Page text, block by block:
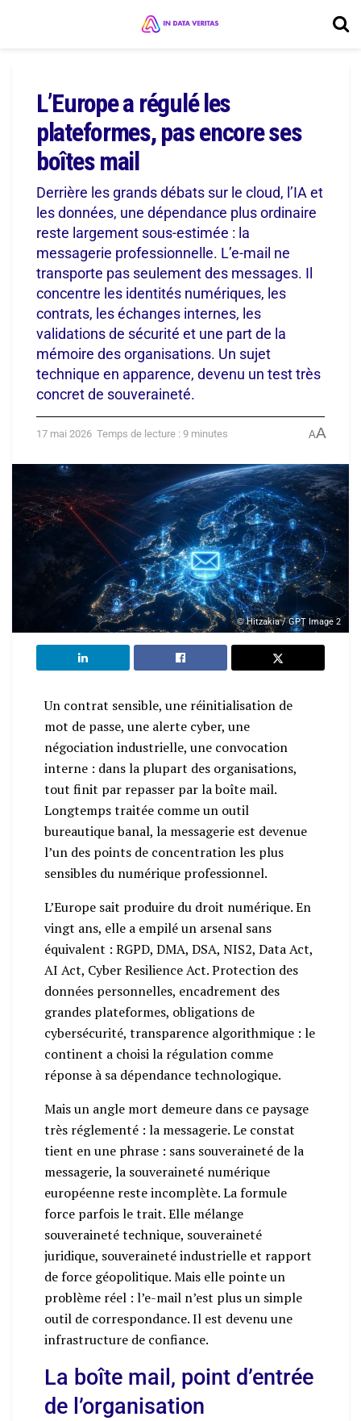
L’Europe a régulé les
plateformes, pas encore ses
boîtes mail
Derrière les grands débats sur le cloud, l’IA et
les données, une dépendance plus ordinaire
reste largement sous-estimée : la
messagerie professionnelle. L’e-mail ne
transporte pas seulement des messages. Il
concentre les identités numériques, les
contrats, les échanges internes, les
validations de sécurité et une part de la
mémoire des organisations. Un sujet
technique en apparence, devenu un test très
concret de souveraineté.
17 mai 2026 Temps de lecture : 9 minutes AA
© Hitzakia / GPT Image 2
Un contrat sensible, une réinitialisation de
mot de passe, une alerte cyber, une
négociation industrielle, une convocation
interne : dans la plupart des organisations,
tout finit par repasser par la boîte mail.
Longtemps traitée comme un outil
bureautique banal, la messagerie est devenue
l’un des points de concentration les plus
sensibles du numérique professionnel.
L’Europe sait produire du droit numérique. En
vingt ans, elle a empilé un arsenal sans
équivalent : RGPD, DMA, DSA, NIS2, Data Act,
AI Act, Cyber Resilience Act. Protection des
données personnelles, encadrement des
grandes plateformes, obligations de
cybersécurité, transparence algorithmique : le
continent a choisi la régulation comme
réponse à sa dépendance technologique.
Mais un angle mort demeure dans ce paysage
très réglementé : la messagerie. Le constat
tient en une phrase : sans souveraineté de la
messagerie, la souveraineté numérique
européenne reste incomplète. La formule
force parfois le trait. Elle mélange
souveraineté technique, souveraineté
juridique, souveraineté industrielle et rapport
de force géopolitique. Mais elle pointe un
problème réel : l’e-mail n’est plus un simple
outil de correspondance. Il est devenu une
infrastructure de confiance.
La boîte mail, point d’entrée
de l’organisation